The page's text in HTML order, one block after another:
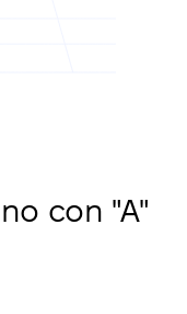
con "A"